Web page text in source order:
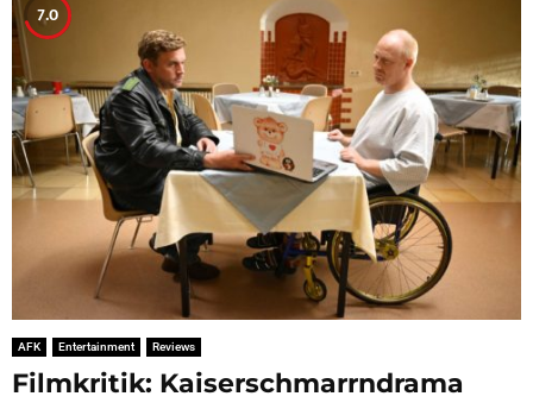
7.0
AFK Entertainment Reviews
Filmkritik: Kaiserschmarrndrama